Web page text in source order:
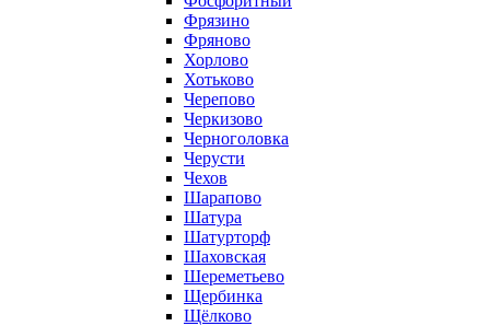
Фрязино
Фряново
Хорлово
Хотьково
Черепово
Черкизово
Черноголовка
Черусти
Чехов
Шарапово
Шатура
Шатурторф
Шаховская
Шереметьево
Щербинка
Щёлково